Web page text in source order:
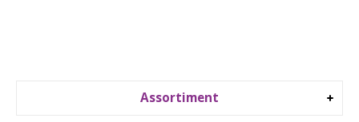
Assortiment